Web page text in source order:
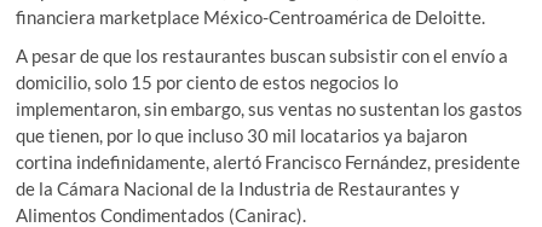
financiera marketplace México-Centroamérica de Deloitte.
A pesar de que los restaurantes buscan subsistir con el envío a
domicilio, solo 15 por ciento de estos negocios lo
implementaron, sin embargo, sus ventas no sustentan los gastos
que tienen, por lo que incluso 30 mil locatarios ya bajaron
cortina indefinidamente, alertó Francisco Fernández, presidente
de la Cámara Nacional de la Industria de Restaurantes y
Alimentos Condimentados (Canirac).